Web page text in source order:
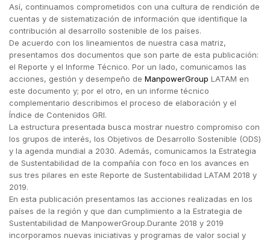
Así, continuamos comprometidos con una cultura de rendición de
cuentas y de sistematización de información que identifique la
contribución al desarrollo sostenible de los países.
De acuerdo con los lineamientos de nuestra casa matriz,
presentamos dos documentos que son parte de esta publicación:
el Reporte y el Informe Técnico. Por un lado, comunicamos las
acciones, gestión y desempeño de ManpowerGroup LATAM en
este documento y; por el otro, en un informe técnico
complementario describimos el proceso de elaboración y el
Índice de Contenidos GRI.
La estructura presentada busca mostrar nuestro compromiso con
los grupos de interés, los Objetivos de Desarrollo Sostenible (ODS)
y la agenda mundial a 2030. Además, comunicamos la Estrategia
de Sustentabilidad de la compañía con foco en los avances en
sus tres pilares en este Reporte de Sustentabilidad LATAM 2018 y
2019.
En esta publicación presentamos las acciones realizadas en los
países de la región y que dan cumplimiento a la Estrategia de
Sustentabilidad de ManpowerGroup.Durante 2018 y 2019
incorporamos nuevas iniciativas y programas de valor social y